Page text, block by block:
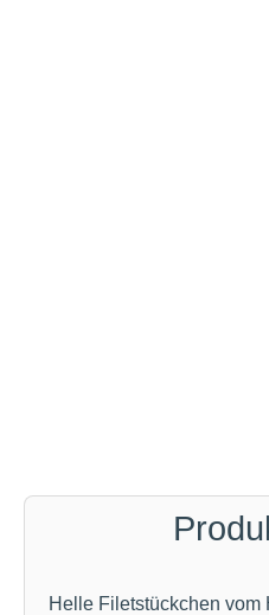
Helle Filetstückchen